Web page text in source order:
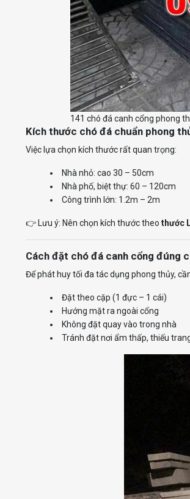
141 chó đá canh cổng phong
Kích thước chó đá chuẩn phong
Việc lựa chọn kích thước rất quan trọng:
Nhà nhỏ: cao 30 – 50cm
Nhà phố, biệt thự: 60 – 120cm
Công trình lớn: 1.2m – 2m
👉 Lưu ý: Nên chọn kích thước theo thước
Cách đặt chó đá canh cổng đúng
Để phát huy tối đa tác dụng phong thủy,
Đặt theo cặp (1 đực – 1 cái)
Hướng mặt ra ngoài cổng
Không đặt quay vào trong nhà
Tránh đặt nơi ẩm thấp, thiếu